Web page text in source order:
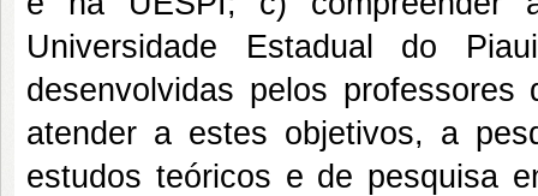
Universidade Estadual do
desenvolvidas pelos
atender a estes objetivos, a
estudos teóricos e de pesquisa